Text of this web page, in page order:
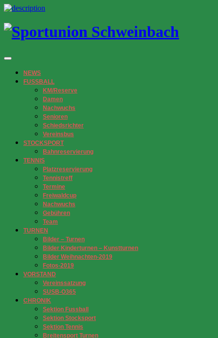
NEWS
FUSSBALL
KM/Reserve
Damen
Nachwuchs
Senioren
Schiedsrichter
Vereinsbus
STOCKSPORT
Bahnreservierung
TENNIS
Platzreservierung
Tennistreff
Termine
Freiwaldcup
Nachwuchs
Gebühren
Team
TURNEN
Bilder – Turnen
Bilder Kinderturnen – Kunstturnen
Bilder Weihnachten-2019
Fotos-2019
VORSTAND
Vereinssatzung
SUSB-O365
CHRONIK
Sektion Fussball
Sektion Stocksport
Sektion Tennis
Breitensport Turnen